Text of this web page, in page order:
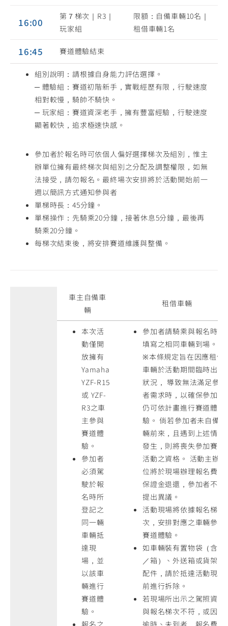
16:00
第７梯次｜R3｜
玩家組
限額：自備車輛10名｜
租借車輛1名
16:45 賽道體驗結束
組別說明：請根據自身能力評估選擇。
─ 體驗組：賽道初階新手，實戰經歷有限，行駛速度
相對較慢，騎帥不騎快。
─ 玩家組：賽道資深老手，擁有豐富經驗，行駛速度
顯著較快，追求極速快感。
參加者於報名時可依個人偏好選擇梯次及組別，惟主
辦單位擁有最終梯次與組別之分配及調整權限，如無
法接受，請勿報名。最終場次安排將於活動開始前一
週以簡訊方式通知參與者
單梯時長：45分鐘。
單梯操作：先騎乘20分鐘，接著休息5分鐘，最後再
騎乘20分鐘。
每梯次結束後，將安排賽道維護與整備。
車主自備車
輛
租借車輛
本次活
動僅開
放擁有
Yamaha
YZF-R15
或 YZF-
R3之車
主參與
賽道體
驗。
參加者
必須駕
駛於報
名時所
登記之
同一輛
車輛抵
達現
場，並
以該車
輛進行
賽道體
驗。
報名之
參加者請騎乘與報名時所
填寫之相同車輛到場。
※本條規定旨在因應租借
車輛於活動期間臨時出現
狀況， 導致無法滿足參加
者需求時，以確保參加者
仍可依計畫進行賽道體
驗。 倘若參加者未自備車
輛前來，且遇到上述情形
發生，則將喪失參加賽道
活動之資格。 活動主辦單
位將於現場辦理報名費及
保證金退還，參加者不得
提出異議。
活動現場將依據報名梯
次，安排對應之車輛參與
賽道體驗。
如車輛裝有置物袋（含包
／箱）、外送箱或貨架等
配件，請於抵達活動現場
前進行拆除。
若現場所出示之駕照資格
與報名梯次不符，或因故
逾時、未到者，報名費及